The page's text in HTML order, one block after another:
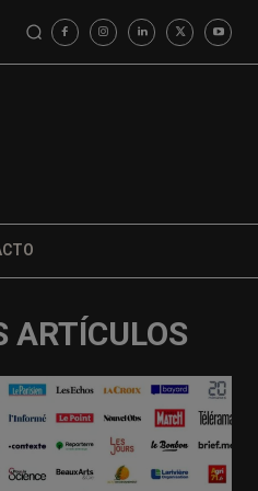
ARTÍCULOS